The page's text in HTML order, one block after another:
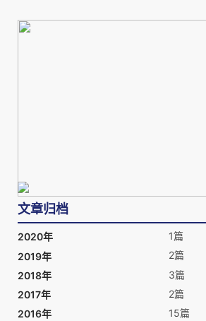
文章归档
2020年
1篇
2019年
2篇
2018年
3篇
2017年
2篇
2016年
15篇